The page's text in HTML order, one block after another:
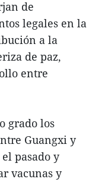
de
legales en la
a la
de paz,
entre
grado los
Guangxi y
pasado y
vacunas y